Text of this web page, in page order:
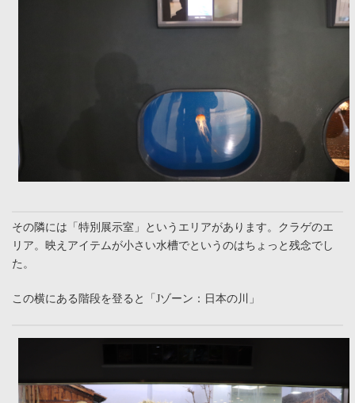
その隣には「特別展示室」というエリアがあります。クラゲのエ
リア。映えアイテムが小さい水槽でというのはちょっと残念でし
た。
この横にある階段を登ると「Jゾーン：日本の川」